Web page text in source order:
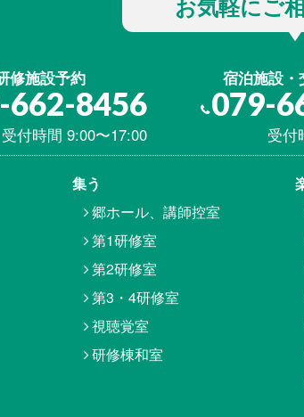
お気軽にご
修施設予約
662-8456
受付時間 9:00〜17:00
宿泊施設
079-
受付
集う
郷ホール、講師控室
第1研修室
第2研修室
第3・4研修室
視聴覚室
研修棟和室